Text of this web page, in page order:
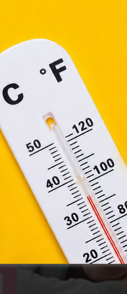
weblapoknak,
eszközén